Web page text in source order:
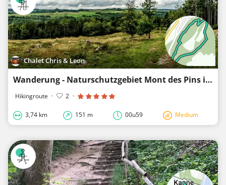
Chalet Chris & Leon
Wanderung - Naturschutzgebiet Mont des Pins in Bomal (Chalet Chris & Leon)
Hikingroute · 2 ·
3,74 km 151 m 00u59 Medium